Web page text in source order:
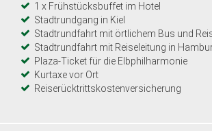
1 x Frühstücksbuffet im Hotel
Stadtrundgang in Kiel
Stadtrundfahrt mit örtlichem Bus und
Stadtrundfahrt mit Reiseleitung in
Plaza-Ticket für die Elbphilharmonie
Kurtaxe vor Ort
Reiserücktrittskostenversicherung